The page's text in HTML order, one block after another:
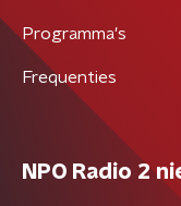
Programma's
Frequenties
NPO Radio 2